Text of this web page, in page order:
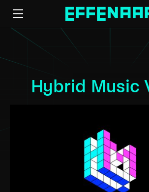
Hybrid Music